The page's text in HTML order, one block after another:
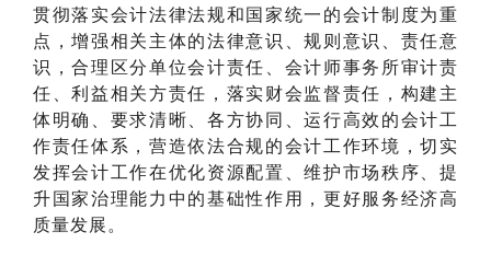
贯彻落实会计法律法规和国家统一的会计制度为重
点，增强相关主体的法律意识、规则意识、责任意
识，合理区分单位会计责任、会计师事务所审计责
任、利益相关方责任，落实财会监督责任，构建主
体明确、要求清晰、各方协同、运行高效的会计工
作责任体系，营造依法合规的会计工作环境，切实
发挥会计工作在优化资源配置、维护市场秩序、提
升国家治理能力中的基础性作用，更好服务经济高
质量发展。